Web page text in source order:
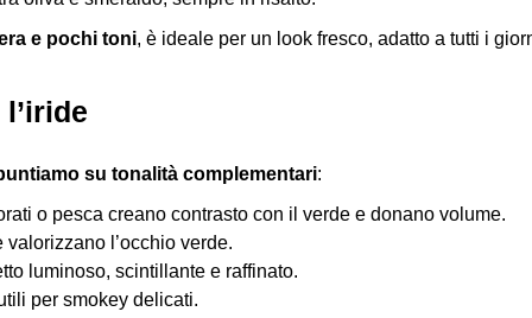
e pochi toni, è ideale per un look fresco, adatto a tutti i
su tonalità complementari:
o pesca creano contrasto con il verde e donano volume.
l’occhio verde.
luminoso, scintillante e raffinato.
per smokey delicati.